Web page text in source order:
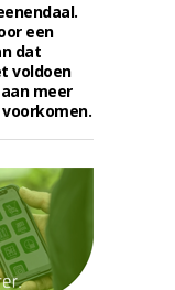
een
dat
voldoen
meer